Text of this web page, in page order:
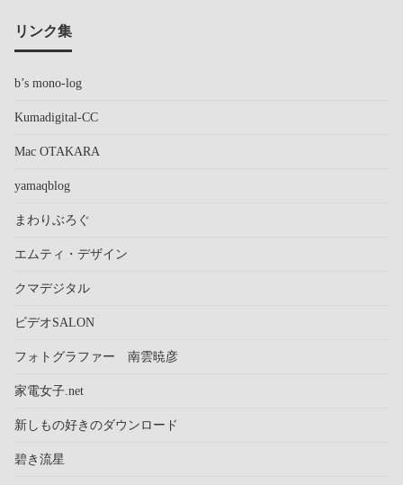
リンク集
b’s mono-log
Kumadigital-CC
Mac OTAKARA
yamaqblog
まわりぶろぐ
エムティ・デザイン
クマデジタル
ビデオSALON
フォトグラファー 南雲暁彦
家電女子.net
新しもの好きのダウンロード
碧き流星